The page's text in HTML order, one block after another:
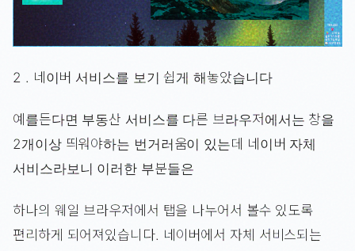
2 . 네이버 서비스를 보기 쉽게 해놓았습니다
예를든다면 부동산 서비스를 다른 브라우저에서는 창을
2개이상 띄워야하는 번거러움이 있는데 네이버 자체
서비스라보니 이러한 부분들은
하나의 웨일 브라우저에서 탭을 나누어서 볼수 있도록
편리하게 되어져있습니다. 네이버에서 자체 서비스되는